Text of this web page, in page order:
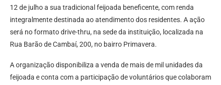
12 de julho a sua tradicional feijoada beneficente, com renda
integralmente destinada ao atendimento dos residentes. A ação
será no formato drive-thru, na sede da instituição, localizada na
Rua Barão de Cambaí, 200, no bairro Primavera.
A organização disponibiliza a venda de mais de mil unidades da
feijoada e conta com a participação de voluntários que colaboram